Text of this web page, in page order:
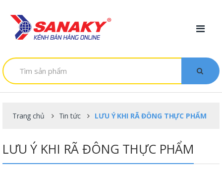
T
ì
m
Trang chủ Tin tức LƯU Ý KHI RÃ ĐÔNG THỰC PHẨM
LƯU Ý KHI RÃ ĐÔNG THỰC PHẨM